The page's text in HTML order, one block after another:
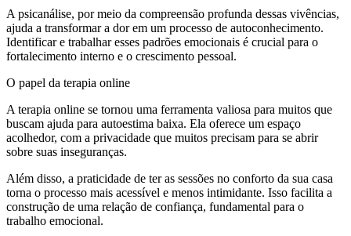
A psicanálise, por meio da compreensão profunda dessas vivências,
ajuda a transformar a dor em um processo de autoconhecimento.
Identificar e trabalhar esses padrões emocionais é crucial para o
fortalecimento interno e o crescimento pessoal.
O papel da terapia online
A terapia online se tornou uma ferramenta valiosa para muitos que
buscam ajuda para autoestima baixa. Ela oferece um espaço
acolhedor, com a privacidade que muitos precisam para se abrir
sobre suas inseguranças.
Além disso, a praticidade de ter as sessões no conforto da sua casa
torna o processo mais acessível e menos intimidante. Isso facilita a
construção de uma relação de confiança, fundamental para o
trabalho emocional.